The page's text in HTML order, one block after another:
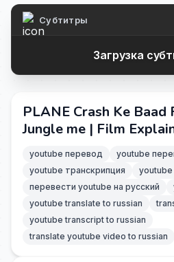
Субтитры
Загрузка
PLANE Crash Ke Baad
Jungle me | Film
youtube перевод
youtube
youtube транскрипция
перевести youtube на русский
youtube translate to russian
youtube transcript to russian
translate youtube video to russian